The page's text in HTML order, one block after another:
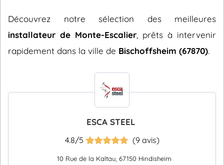
Découvrez notre sélection des meilleures
installateur de Monte-Escalier , prêts à intervenir
rapidement dans la ville de Bischoffsheim (67870).
ESCA STEEL
4.8/5 (9 avis)
10 Rue de la Kaltau, 67150 Hindisheim